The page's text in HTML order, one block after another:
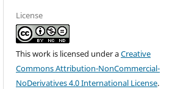
License
This work is licensed under aCreative
Commons Attribution-NonCommercial-
NoDerivatives 4.0 International License.